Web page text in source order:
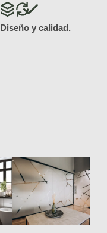
Diseño y calidad.